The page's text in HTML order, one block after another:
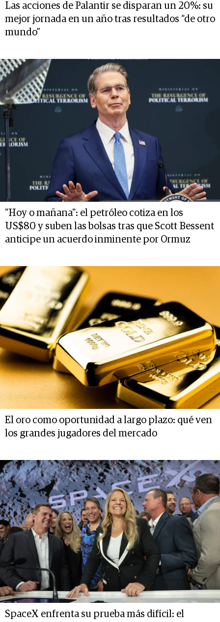
Las acciones de Palantir se disparan un 20%: su
mejor jornada en un año tras resultados “de otro
mundo”
"Hoy o mañana": el petróleo cotiza en los
US$80 y suben las bolsas tras que Scott Bessent
anticipe un acuerdo inminente por Ormuz
El oro como oportunidad a largo plazo: qué ven
los grandes jugadores del mercado
SpaceX enfrenta su prueba más difícil: el